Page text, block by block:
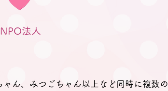
NPO法人
ん、みつごちゃん以上など同時に複数の